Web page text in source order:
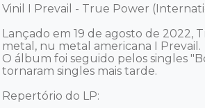
Vinil I Prevail - True Power
Lançado em 19 de agosto de
metal, nu metal americana I Prevail.
O álbum foi seguido pelos singles
tornaram singles mais tarde.
Repertório do LP: